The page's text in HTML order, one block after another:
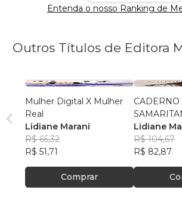
Entenda o nosso Ranking de
Outros Títulos de Editora
Mulher Digital X Mulher
Real
Lidiane Marani
R$ 65,32
R$ 51,71
Comprar
Lidiane
R$ 104,67
R$ 82,87